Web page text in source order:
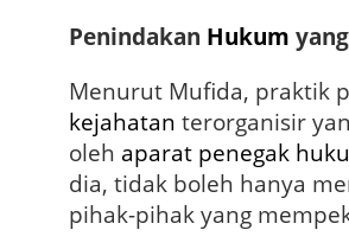
Penindakan Hukum yang
Menurut Mufida, praktik
kejahatan terorganisir
oleh aparat penegak
dia, tidak boleh hanya
pihak-pihak yang